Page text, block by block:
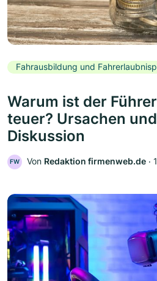
Fahrausbildung und
Warum ist der
teuer? Ursachen
Diskussion
FW Von Redaktion firmenweb.de ‧